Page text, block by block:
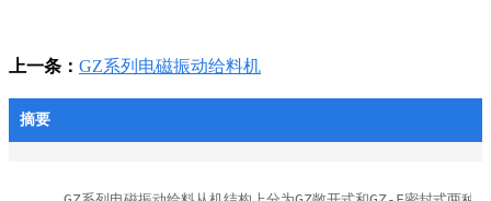
上一条： GZ系列电磁振动给料机
摘要